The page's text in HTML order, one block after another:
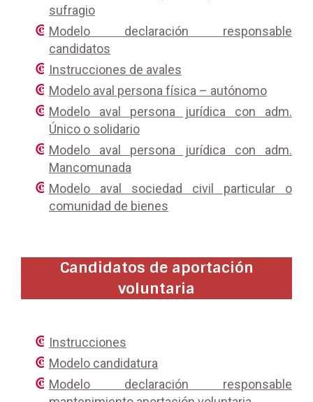
sufragio
Modelo declaración responsable
candidatos
Instrucciones de avales
Modelo aval persona física – autónomo
Modelo aval persona jurídica con adm.
Único o solidario
Modelo aval persona jurídica con adm.
Mancomunada
Modelo aval sociedad civil particular o
comunidad de bienes
Candidatos de aportación
voluntaria
Instrucciones
Modelo candidatura
Modelo declaración responsable